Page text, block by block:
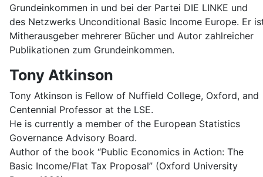
Grundeinkommen in und bei der Partei DIE LINKE und
des Netzwerks Unconditional Basic Income Europe. Er
Mitherausgeber mehrerer Bücher und Autor zahlreicher
Publikationen zum Grundeinkommen.
Tony Atkinson
Tony Atkinson is Fellow of Nuffield College, Oxford, and
Centennial Professor at the LSE.
He is currently a member of the European Statistics
Governance Advisory Board.
Author of the book “Public Economics in Action: The
Basic Income/Flat Tax Proposal” (Oxford University